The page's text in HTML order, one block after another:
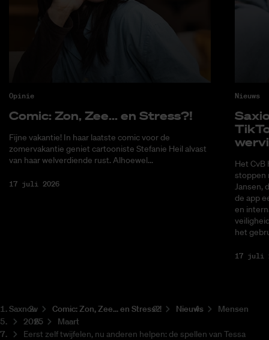
Opinie
Co­mic: Zon, Zee... en Stress?!
Fijne vakantie! In haar laatste comic voor de
zomervakantie geniet cartooniste Stefanie Heil alvast
van haar welverdiende rust. Alhoewel...
17 juli 2026
Nieuws
Het CvB
stoppen
Jansen,
de app
en
het
17 juli
Saxnow Co­mic: Zon, Zee... en Stress?! Nieuws
Mensen
2025
Maart
Eerst zelf twijfelen, nu anderen helpen: de spellen van Tessa